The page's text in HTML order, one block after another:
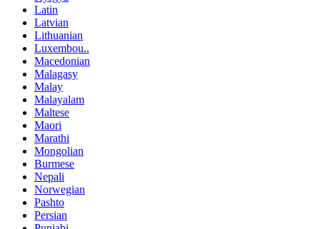
Latin
Latvian
Lithuanian
Luxembou..
Macedonian
Malagasy
Malay
Malayalam
Maltese
Maori
Marathi
Mongolian
Burmese
Nepali
Norwegian
Pashto
Persian